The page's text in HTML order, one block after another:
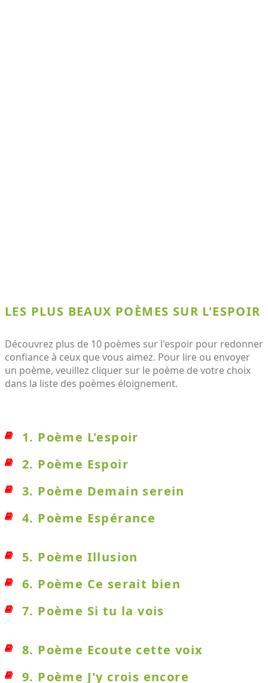
LES PLUS BEAUX POÈMES SUR L'ESPOIR
Découvrez plus de 10 poèmes sur l'espoir pour redonner
confiance à ceux que vous aimez. Pour lire ou envoyer
un poème, veuillez cliquer sur le poème de votre choix
dans la liste des poèmes éloignement.
1. Poème L'espoir
2. Poème Espoir
3. Poème Demain serein
4. Poème Espérance
5. Poème Illusion
6. Poème Ce serait bien
7. Poème Si tu la vois
8. Poème Ecoute cette voix
9. Poème J'y crois encore